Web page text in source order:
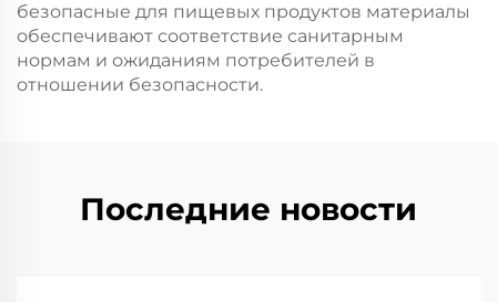
безопасные для пищевых продуктов материалы
обеспечивают соответствие санитарным
нормам и ожиданиям потребителей в
отношении безопасности.
Последние новости